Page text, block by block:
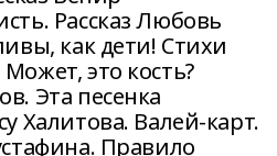
Рассказ Любовь
как дети! Стихи
это кость?
Эта песенка
Халитова. Валей-карт.
Правило